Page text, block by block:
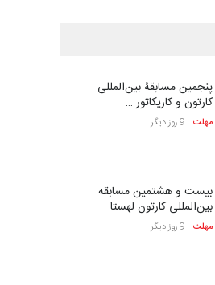
پنجمین مسابقۀ بین‌المللی
کارتون و کاریکاتور …
مهلت 9 روز دیگر
بیست و هشتمین مسابقه
بین‌المللی کارتون لهستا…
مهلت 9 روز دیگر